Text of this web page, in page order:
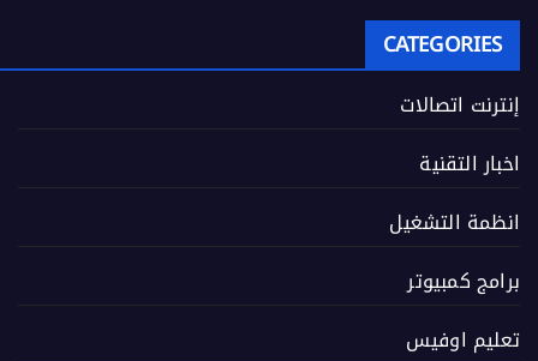
CATEGORIES
إنترنت اتصالات
اخبار التقنية
انظمة التشغيل
برامج كمبيوتر
تعليم اوفيس